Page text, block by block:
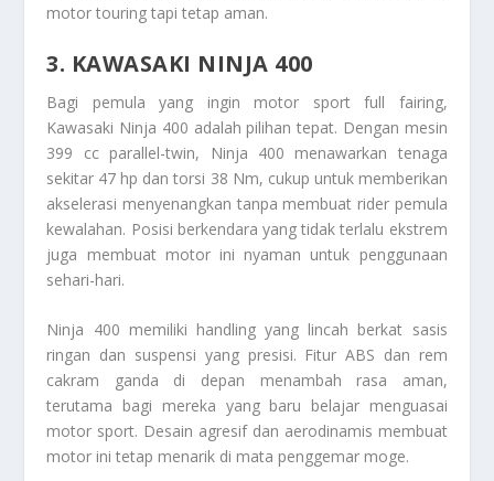
motor touring tapi tetap aman.
3. KAWASAKI NINJA 400
Bagi pemula yang ingin motor sport full fairing,
Kawasaki Ninja 400 adalah pilihan tepat. Dengan mesin
399 cc parallel-twin, Ninja 400 menawarkan tenaga
sekitar 47 hp dan torsi 38 Nm, cukup untuk memberikan
akselerasi menyenangkan tanpa membuat rider pemula
kewalahan. Posisi berkendara yang tidak terlalu ekstrem
juga membuat motor ini nyaman untuk penggunaan
sehari-hari.
Ninja 400 memiliki handling yang lincah berkat sasis
ringan dan suspensi yang presisi. Fitur ABS dan rem
cakram ganda di depan menambah rasa aman,
terutama bagi mereka yang baru belajar menguasai
motor sport. Desain agresif dan aerodinamis membuat
motor ini tetap menarik di mata penggemar moge.